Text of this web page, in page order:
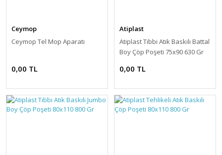
Ceymop
Ceymop Tel Mop Aparatı
0,00 TL
Atiplast
Atiplast Tıbbi Atık Baskılı Battal
Boy Çöp Poşeti 75x90 630 Gr
0,00 TL